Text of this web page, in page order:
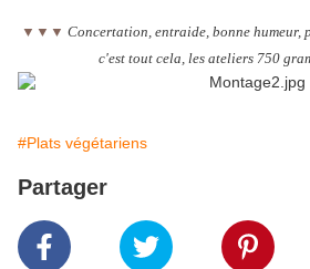
▼ ▼ ▼ Concertation, entraide, bonne humeur,
c'est tout cela, les ateliers 750
#Plats végétariens
Partager